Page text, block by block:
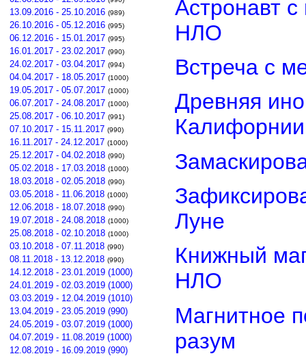
13.09.2016 - 25.10.2016 (989)
26.10.2016 - 05.12.2016 (995)
06.12.2016 - 15.01.2017 (995)
16.01.2017 - 23.02.2017 (990)
24.02.2017 - 03.04.2017 (994)
04.04.2017 - 18.05.2017 (1000)
19.05.2017 - 05.07.2017 (1000)
06.07.2017 - 24.08.2017 (1000)
25.08.2017 - 06.10.2017 (991)
07.10.2017 - 15.11.2017 (990)
16.11.2017 - 24.12.2017 (1000)
25.12.2017 - 04.02.2018 (990)
05.02.2018 - 17.03.2018 (1000)
18.03.2018 - 02.05.2018 (990)
03.05.2018 - 11.06.2018 (1000)
12.06.2018 - 18.07.2018 (990)
19.07.2018 - 24.08.2018 (1000)
25.08.2018 - 02.10.2018 (1000)
03.10.2018 - 07.11.2018 (990)
08.11.2018 - 13.12.2018 (990)
14.12.2018 - 23.01.2019 (1000)
24.01.2019 - 02.03.2019 (1000)
03.03.2019 - 12.04.2019 (1010)
13.04.2019 - 23.05.2019 (990)
24.05.2019 - 03.07.2019 (1000)
04.07.2019 - 11.08.2019 (1000)
12.08.2019 - 16.09.2019 (990)
Астронавт
НЛО
Встреча с
Древняя
Калифорнии
Луне
Книжный
НЛО
Магнитное
разум